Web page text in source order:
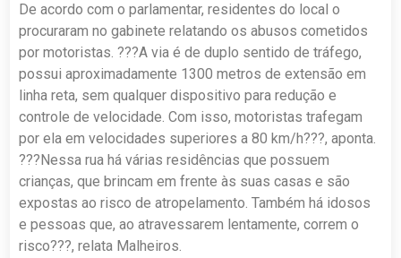
De acordo com o parlamentar, residentes do local o
procuraram no gabinete relatando os abusos cometidos
por motoristas. ???A via é de duplo sentido de tráfego,
possui aproximadamente 1300 metros de extensão em
linha reta, sem qualquer dispositivo para redução e
controle de velocidade. Com isso, motoristas trafegam
por ela em velocidades superiores a 80 km/h???, aponta.
???Nessa rua há várias residências que possuem
crianças, que brincam em frente às suas casas e são
expostas ao risco de atropelamento. Também há idosos
e pessoas que, ao atravessarem lentamente, correm o
risco???, relata Malheiros.